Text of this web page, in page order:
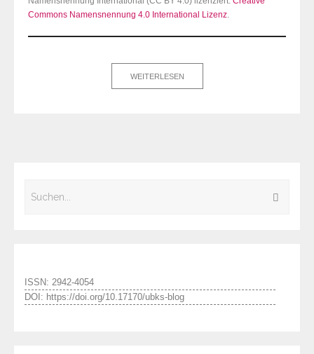
Commons Namensnennung 4.0 International Lizenz.
WEITERLESEN
ISSN: 2942-4054
DOI: https://doi.org/10.17170/ubks-blog